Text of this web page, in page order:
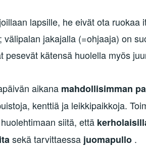
lapsille, he eivät ota ruokaa
välipalan jakajalla (=ohjaaja) on
pesevät kätensä huolella myös
aikana mahdollisimman
kenttiä ja leikkipaikkoja.
siitä, että
sekä tarvittaessa juomapullo .